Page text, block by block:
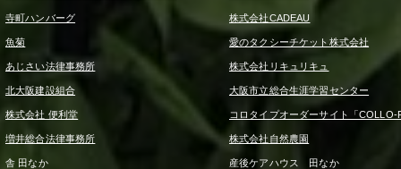
寺町ハンバーグ 株式会社CADEAU
魚菊 愛のタクシーチケット株式会社
あじさい法律事務所 株式会社リキュリキュ
北大阪建設組合 大阪市立総合生涯学習センター
株式会社 便利堂 コロタイプオーダーサイト「COLLO-
増井総合法律事務所 株式会社自然農園
舎 田なか 産後ケアハウス 田なか